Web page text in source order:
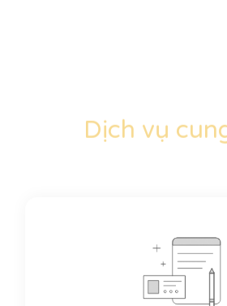
Dịch vụ